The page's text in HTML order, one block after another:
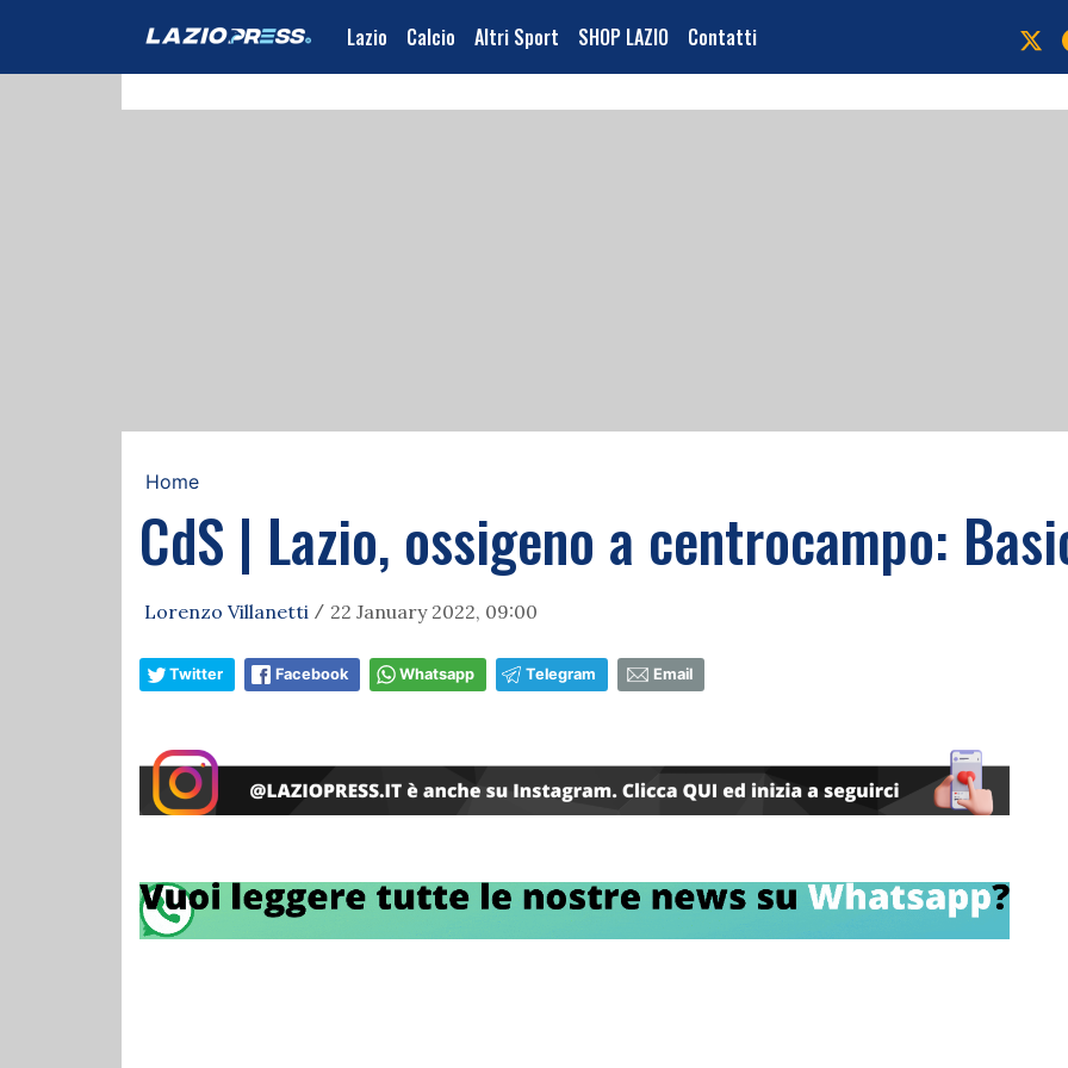
Lazio Calcio Altri Sport SHOP LAZIO Contatti
Home
CdS | Lazio, ossigeno a centrocampo:
Lorenzo Villanetti / 22 January 2022, 09:00
Twitter Facebook Whatsapp Telegram Email